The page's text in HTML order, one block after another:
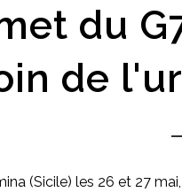
du
de
(Sicile) les 26 et 27